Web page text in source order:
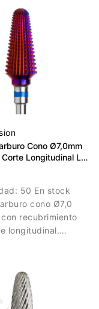
Cono Ø7,0mm
Longitudinal LT
50 En stock
cono Ø7,0
recubrimiento
longitudinal.
material.